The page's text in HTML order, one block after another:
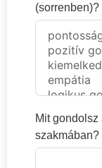
(sorrenben)?
Mit